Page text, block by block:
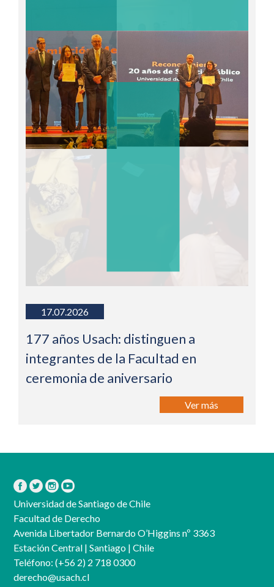
17.07.2026
177 años Usach: distinguen a
integrantes de la Facultad en
ceremonia de aniversario
Ver más
Universidad de Santiago de Chile
Facultad de Derecho
Avenida Libertador Bernardo O’Higgins nº 3363
Estación Central | Santiago | Chile
Teléfono: (+56 2) 2 718 0300
derecho@usach.cl